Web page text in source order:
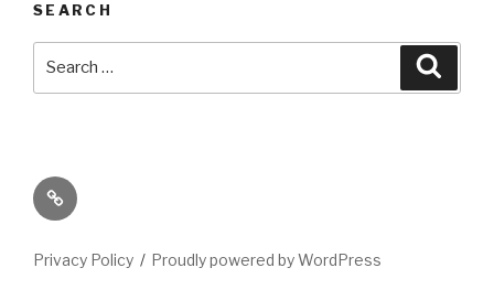
SEARCH
Its
High
Privacy Policy Proudly powered by WordPress